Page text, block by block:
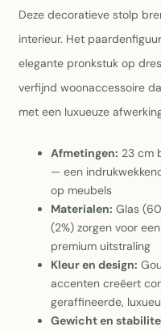
Deze decoratieve stolp
interieur. Het
elegante pronkstuk op
verfijnd woonaccessoire
met een luxueuze
Afmetingen: 23 cm
— een
op meubels
Materialen: Glas
(2%) zorgen voor
premium uitstraling
Kleur en design:
accenten creëert
geraffineerde,
Gewicht en